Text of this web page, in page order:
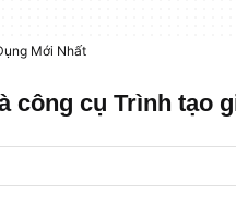
Mới Nhất
công cụ Trình tạo